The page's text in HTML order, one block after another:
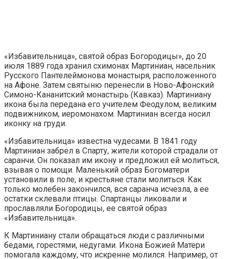
«Избавительница», святой образ Богородицы», до 20
июля 1889 года хранил схимонах Мартиниан, насельник
Русского Пантелеймонова монастыря, расположенного
на Афоне. Затем святыню перенесли в Ново-Афонский
Симоно-Кананитский монастырь (Кавказ). Мартиниану
икона была передана его учителем Феодулом, великим
подвижником, иеромонахом. Мартиниан всегда носил
иконку на груди.
«Избавительница» известна чудесами. В 1841 году
Мартиниан забрел в Спарту, жители которой страдали от
саранчи. Он показал им икону и предложил ей молиться,
взывая о помощи. Маленький образ Богоматери
установили в поле, и крестьяне стали молиться. Как
только молебен закончился, вся саранча исчезла, а ее
остатки склевали птицы. Спартанцы ликовали и
прославляли Богородицы, ее святой образ
«Избавительница».
К Мартиниану стали обращаться люди с различными
бедами, горестями, недугами. Икона Божией Матери
помогала каждому, что искренне молился. Например, от